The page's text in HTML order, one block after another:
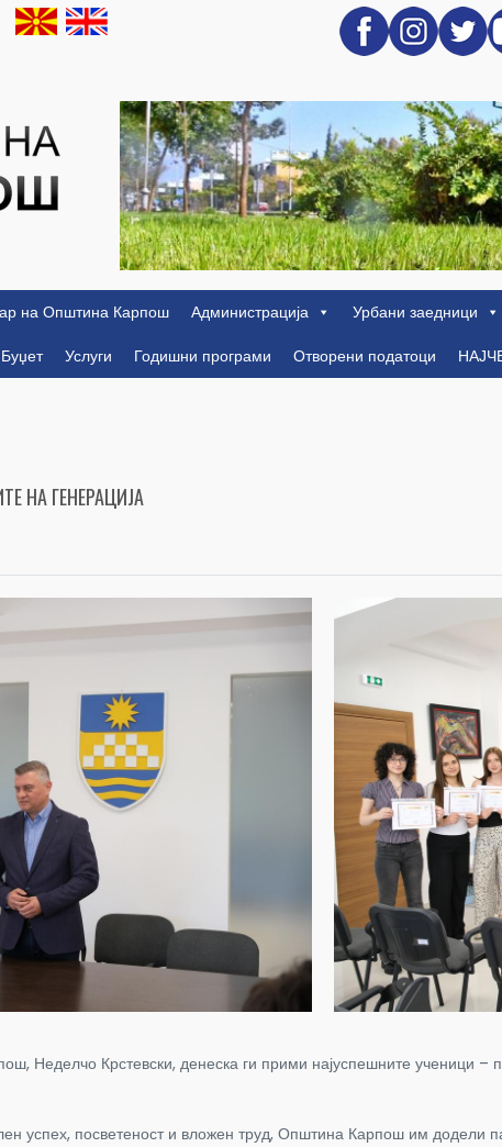
на Општина Карпош Администрација Урбани заедници
Буџет Услуги Годишни програми Отворени податоци
НА ГЕНЕРАЦИЈА
Неделчо Крстевски, денеска ги прими најуспешните ученици –
успех, посветеност и вложен труд, Општина Карпош им додели